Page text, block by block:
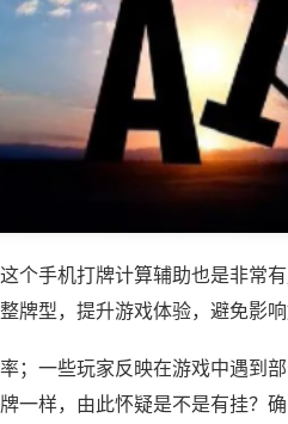
个手机打牌计算辅助也是非常
牌型，提升游戏体验，避免影响
；一些玩家反映在游戏中遇到
一样，由此怀疑是不是有挂？